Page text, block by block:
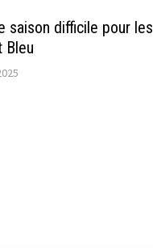
saison difficile pour les
Bleu